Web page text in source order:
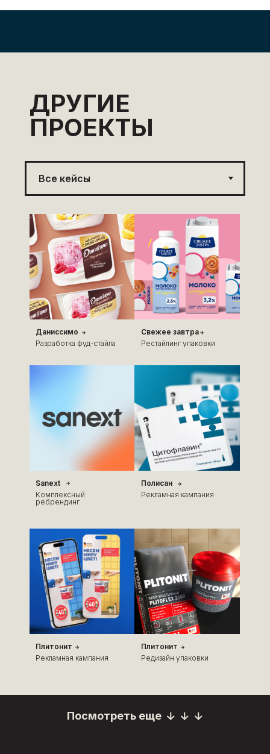
ДРУГИЕ
ПРОЕКТЫ
Даниссимо
Разработка фуд-стайла
Свежее завтра
Рестайлинг упаковки
Sanext
Комплексный
ребрендинг
Полисан
Рекламная кампания
Плитонит
Рекламная кампания
Плитонит
Редизайн упаковки
Посмотреть еще
Посмотреть еще